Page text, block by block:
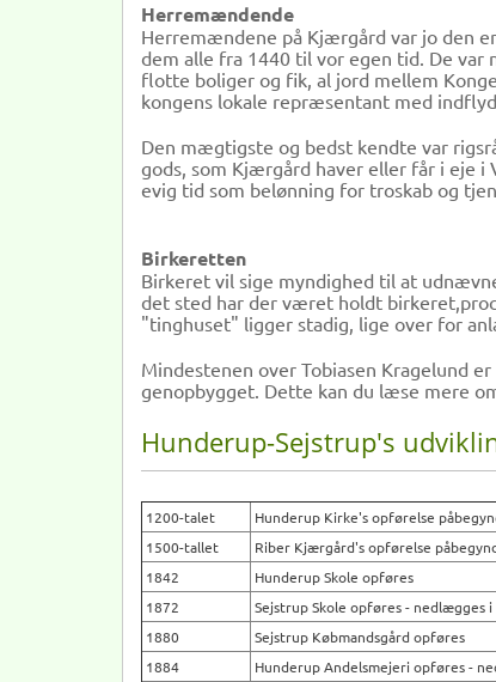
Herremændende
Herremændene på Kjærgård var jo den
dem alle fra 1440 til vor egen tid. De
flotte boliger og fik, al jord mellem
kongens lokale repræsentant med
Den mægtigste og bedst kendte var
gods, som Kjærgård haver eller får i eje i
evig tid som belønning for troskab og
Birkeretten
Birkeret vil sige myndighed til at
det sted har der været holdt
"tinghuset" ligger stadig, lige over for
Mindestenen over Tobiasen Kragelund
genopbygget. Dette kan du læse mere
Hunderup-Sejstrup's
1200-talet
Hunderup Kirke's opførelse
1500-tallet
Riber Kjærgård's opførelse
1842
Hunderup Skole opføres
1872
Sejstrup Skole opføres - nedlægges i
1880
Sejstrup Købmandsgård opføres
1884
Hunderup Andelsmejeri opføres -